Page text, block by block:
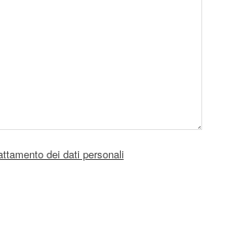
dei dati personali